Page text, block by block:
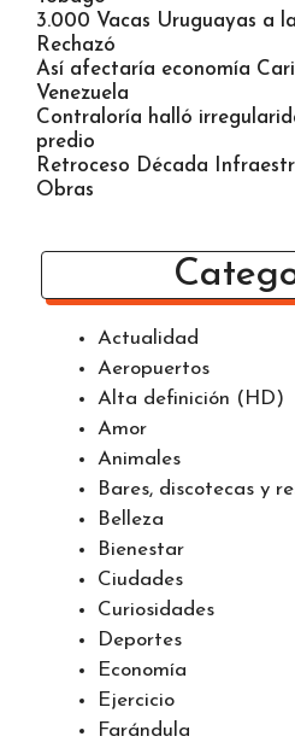
3.000 Vacas Uruguayas a
Rechazó
Así afectaría economía
Venezuela
Contraloría halló
predio
Retroceso Década
Obras
Actualidad
Aeropuertos
Alta definición (HD)
Amor
Animales
Bares, discotecas y
Belleza
Bienestar
Ciudades
Curiosidades
Deportes
Economía
Ejercicio
Farándula